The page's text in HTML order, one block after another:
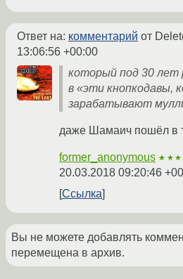
Ответ на: комментарий от
13:06:56 +00:00
который под 30 лет
в «эти кнопкодавы,
зарабатывают
даже Шамаич пошёл в
former_anonymous ★★★
20.03.2018 09:20:46
Ссылка
Вы не можете добавлять
перемещена в архив.